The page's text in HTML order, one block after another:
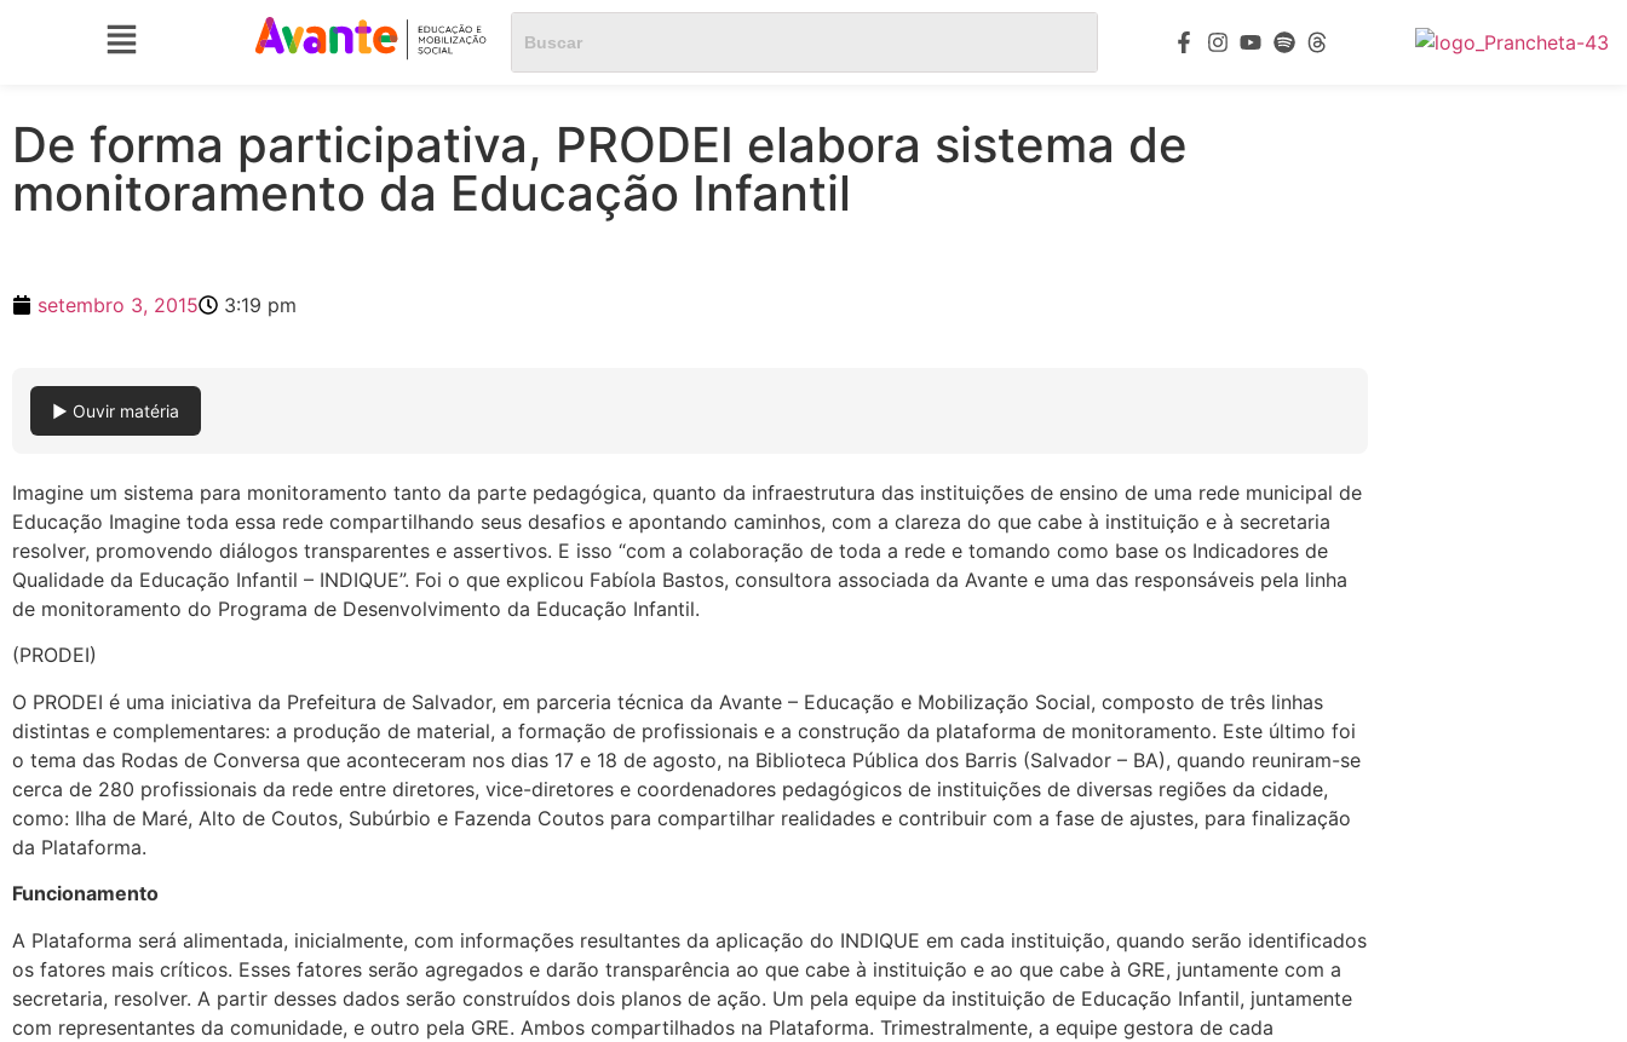
De forma participativa, PRODEI elabora sistema de
monitoramento da Educação Infantil
setembro 3, 2015 3:19 pm
▶ Ouvir matéria
Imagine um sistema para monitoramento tanto da parte pedagógica, quanto da infraestrutura das instituições de ensino de uma rede municipal de
Educação Imagine toda essa rede compartilhando seus desafios e apontando caminhos, com a clareza do que cabe à instituição e à secretaria
resolver, promovendo diálogos transparentes e assertivos. E isso “com a colaboração de toda a rede e tomando como base os Indicadores de
Qualidade da Educação Infantil – INDIQUE”. Foi o que explicou Fabíola Bastos, consultora associada da Avante e uma das responsáveis pela linha
de monitoramento do Programa de Desenvolvimento da Educação Infantil.
(PRODEI)
O PRODEI é uma iniciativa da Prefeitura de Salvador, em parceria técnica da Avante – Educação e Mobilização Social, composto de três linhas
distintas e complementares: a produção de material, a formação de profissionais e a construção da plataforma de monitoramento. Este último foi
o tema das Rodas de Conversa que aconteceram nos dias 17 e 18 de agosto, na Biblioteca Pública dos Barris (Salvador – BA), quando reuniram-se
cerca de 280 profissionais da rede entre diretores, vice-diretores e coordenadores pedagógicos de instituições de diversas regiões da cidade,
como: Ilha de Maré, Alto de Coutos, Subúrbio e Fazenda Coutos para compartilhar realidades e contribuir com a fase de ajustes, para finalização
da Plataforma.
Funcionamento
A Plataforma será alimentada, inicialmente, com informações resultantes da aplicação do INDIQUE em cada instituição, quando serão identificados
os fatores mais críticos. Esses fatores serão agregados e darão transparência ao que cabe à instituição e ao que cabe à GRE, juntamente com a
secretaria, resolver. A partir desses dados serão construídos dois planos de ação. Um pela equipe da instituição de Educação Infantil, juntamente
com representantes da comunidade, e outro pela GRE. Ambos compartilhados na Plataforma. Trimestralmente, a equipe gestora de cada